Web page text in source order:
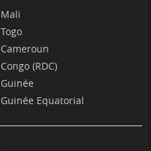
Mali
Togo
Cameroun
Congo (RDC)
Guinée
Guinée Equatorial